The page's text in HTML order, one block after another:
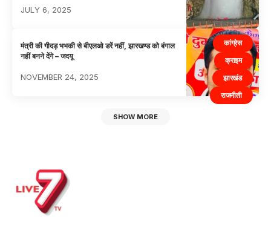
JULY 6, 2025
कांग्रेस
क्राइम
झारखंड
राजनीती
मंत्री की गीदड़ भभकी से बीएलओ डरें नहीं, झारखण्ड को बंगाल
नहीं बनने देंगे – जदयू
NOVEMBER 24, 2025
SHOW MORE